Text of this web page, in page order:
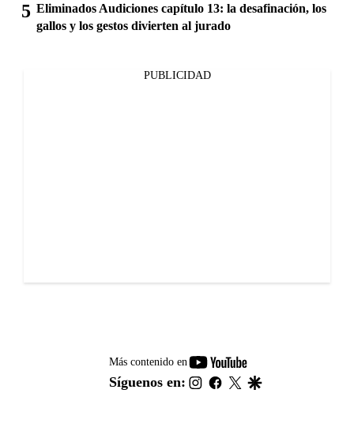
Eliminados Audiciones capítulo 13: la desafinación, los
gallos y los gestos divierten al jurado
PUBLICIDAD
Más contenido en
youtube-
footer
Síguenos en: instagram
facebook
twitter